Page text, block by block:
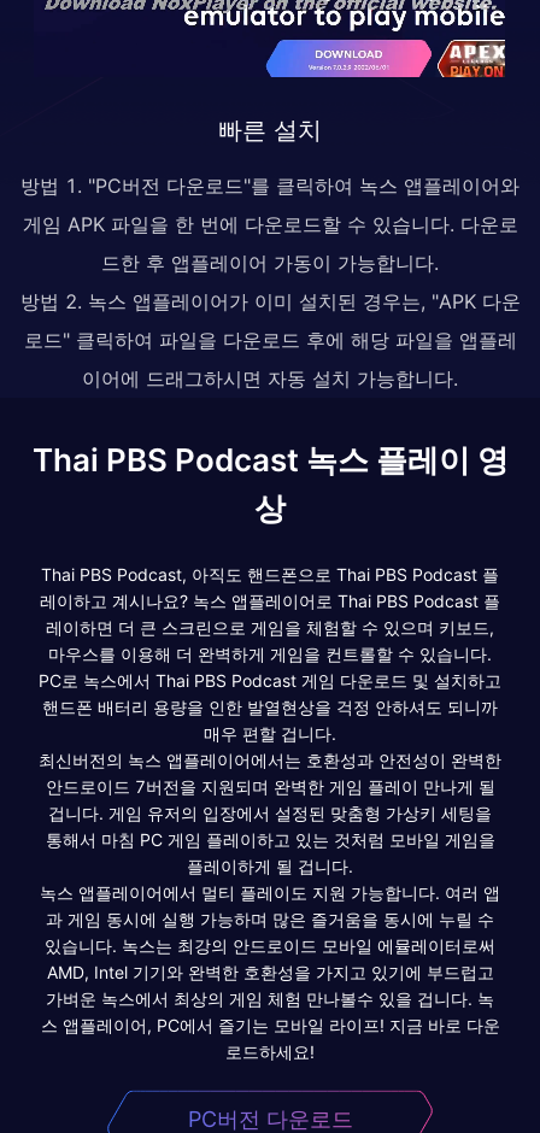
빠른 설치
방법 1. "PC버전 다운로드"를 클릭하여 녹스 앱플레이어와
게임 APK 파일을 한 번에 다운로드할 수 있습니다. 다운로
드한 후 앱플레이어 가동이 가능합니다.
방법 2. 녹스 앱플레이어가 이미 설치된 경우는, "APK 다운
로드" 클릭하여 파일을 다운로드 후에 해당 파일을 앱플레
이어에 드래그하시면 자동 설치 가능합니다.
Thai PBS Podcast 녹스 플레이 영
상
Thai PBS Podcast, 아직도 핸드폰으로 Thai PBS Podcast 플
레이하고 계시나요? 녹스 앱플레이어로 Thai PBS Podcast 플
레이하면 더 큰 스크린으로 게임을 체험할 수 있으며 키보드,
마우스를 이용해 더 완벽하게 게임을 컨트롤할 수 있습니다.
PC로 녹스에서 Thai PBS Podcast 게임 다운로드 및 설치하고
핸드폰 배터리 용량을 인한 발열현상을 걱정 안하셔도 되니까
매우 편할 겁니다.
최신버전의 녹스 앱플레이어에서는 호환성과 안전성이 완벽한
안드로이드 7버전을 지원되며 완벽한 게임 플레이 만나게 될
겁니다. 게임 유저의 입장에서 설정된 맞춤형 가상키 세팅을
통해서 마침 PC 게임 플레이하고 있는 것처럼 모바일 게임을
플레이하게 될 겁니다.
녹스 앱플레이어에서 멀티 플레이도 지원 가능합니다. 여러 앱
과 게임 동시에 실행 가능하며 많은 즐거움을 동시에 누릴 수
있습니다. 녹스는 최강의 안드로이드 모바일 에뮬레이터로써
AMD, Intel 기기와 완벽한 호환성을 가지고 있기에 부드럽고
가벼운 녹스에서 최상의 게임 체험 만나볼수 있을 겁니다. 녹
스 앱플레이어, PC에서 즐기는 모바일 라이프! 지금 바로 다운
로드하세요!
PC버전 다운로드